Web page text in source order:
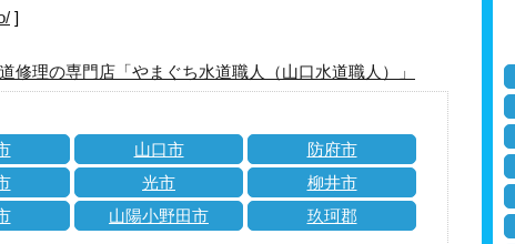
]
修理の専門店「やまぐち水道職人（山口水道職人）」
山口市
防府市
光市
柳井市
山陽小野田市 玖珂郡